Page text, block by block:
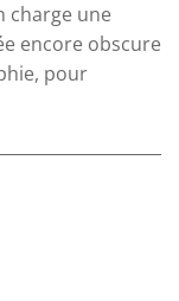
charge une
encore obscure
pour